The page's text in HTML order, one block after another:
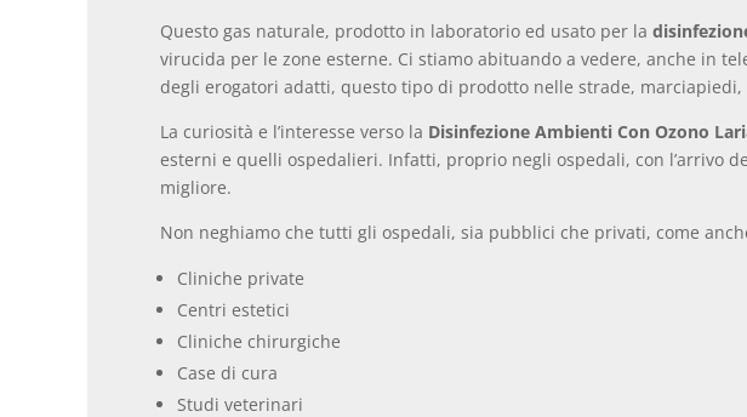
Questo gas naturale, prodotto in laboratorio ed usato per la
virucida per le zone esterne. Ci stiamo abituando a vedere, anche in
degli erogatori adatti, questo tipo di prodotto nelle strade,
La curiosità e l’interesse verso la Disinfezione Ambienti Con Ozono
esterni e quelli ospedalieri. Infatti, proprio negli ospedali, con l’arrivo
migliore.
Non neghiamo che tutti gli ospedali, sia pubblici che privati, come
Cliniche private
Centri estetici
Cliniche chirurgiche
Case di cura
Studi veterinari